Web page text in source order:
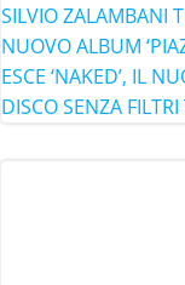
SILVIO ZALAMBANI
NUOVO ALBUM
ESCE ‘NAKED’, IL
DISCO SENZA